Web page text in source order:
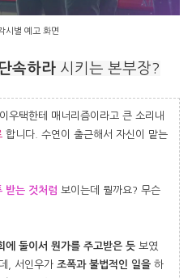
시별 예고 화면
속하라 시키는 본부장?
우택한테 매너리즘이라고 큰 소리내
합니다. 수연이 출근해서 자신이 맡는
받는 것처럼 보이는데 뭘까요? 무슨
에 둘이서 뭔가를 주고받은 듯 보였
, 서인우가 조폭과 불법적인 일을 하